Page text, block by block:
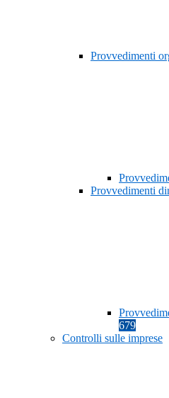
Provvedimenti
Provvedimenti
679
Controlli sulle imprese